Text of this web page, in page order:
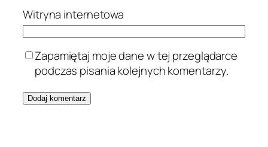
Witryna internetowa
Zapamiętaj moje dane w tej przeglądarce
podczas pisania kolejnych komentarzy.